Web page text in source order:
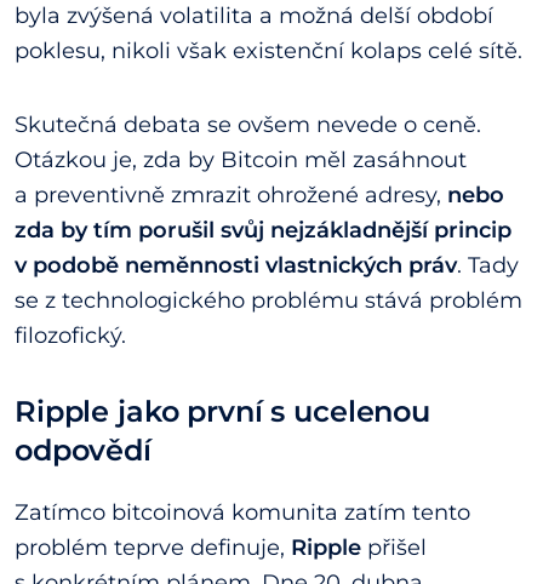
byla zvýšená volatilita a možná delší období
poklesu, nikoli však existenční kolaps celé sítě.
Skutečná debata se ovšem nevede o ceně.
Otázkou je, zda by Bitcoin měl zasáhnout
a preventivně zmrazit ohrožené adresy, nebo
zda by tím porušil svůj nejzákladnější princip
v podobě neměnnosti vlastnických práv. Tady
se z technologického problému stává problém
filozofický.
Ripple jako první s ucelenou
odpovědí
Zatímco bitcoinová komunita zatím tento
problém teprve definuje, Ripple přišel